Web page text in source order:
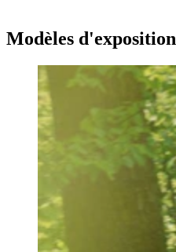
Modèles d'exposition